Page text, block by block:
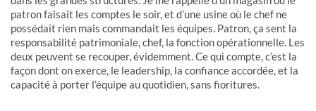
patron faisait les comptes le soir, et d’une usine où le chef ne
possédait rien mais commandait les équipes. Patron, ça sent la
responsabilité patrimoniale, chef, la fonction opérationnelle. Les
deux peuvent se recouper, évidemment. Ce qui compte, c’est la
façon dont on exerce, le leadership, la confiance accordée, et la
capacité à porter l’équipe au quotidien, sans fioritures.